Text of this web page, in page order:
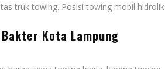
truk towing. Posisi towing mobil hidrolik
Kota Lampung